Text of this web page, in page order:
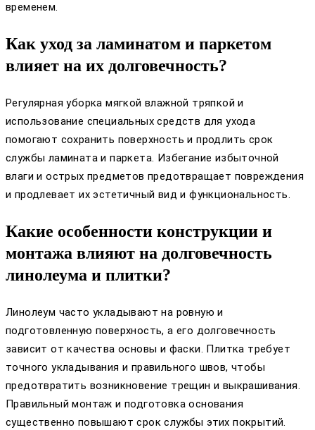
временем.
Как уход за ламинатом и паркетом
влияет на их долговечность?
Регулярная уборка мягкой влажной тряпкой и
использование специальных средств для ухода
помогают сохранить поверхность и продлить срок
службы ламината и паркета. Избегание избыточной
влаги и острых предметов предотвращает повреждения
и продлевает их эстетичный вид и функциональность.
Какие особенности конструкции и
монтажа влияют на долговечность
линолеума и плитки?
Линолеум часто укладывают на ровную и
подготовленную поверхность, а его долговечность
зависит от качества основы и фаски. Плитка требует
точного укладывания и правильного швов, чтобы
предотвратить возникновение трещин и выкрашивания.
Правильный монтаж и подготовка основания
существенно повышают срок службы этих покрытий.